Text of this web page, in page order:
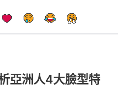
亞洲人4大臉型特